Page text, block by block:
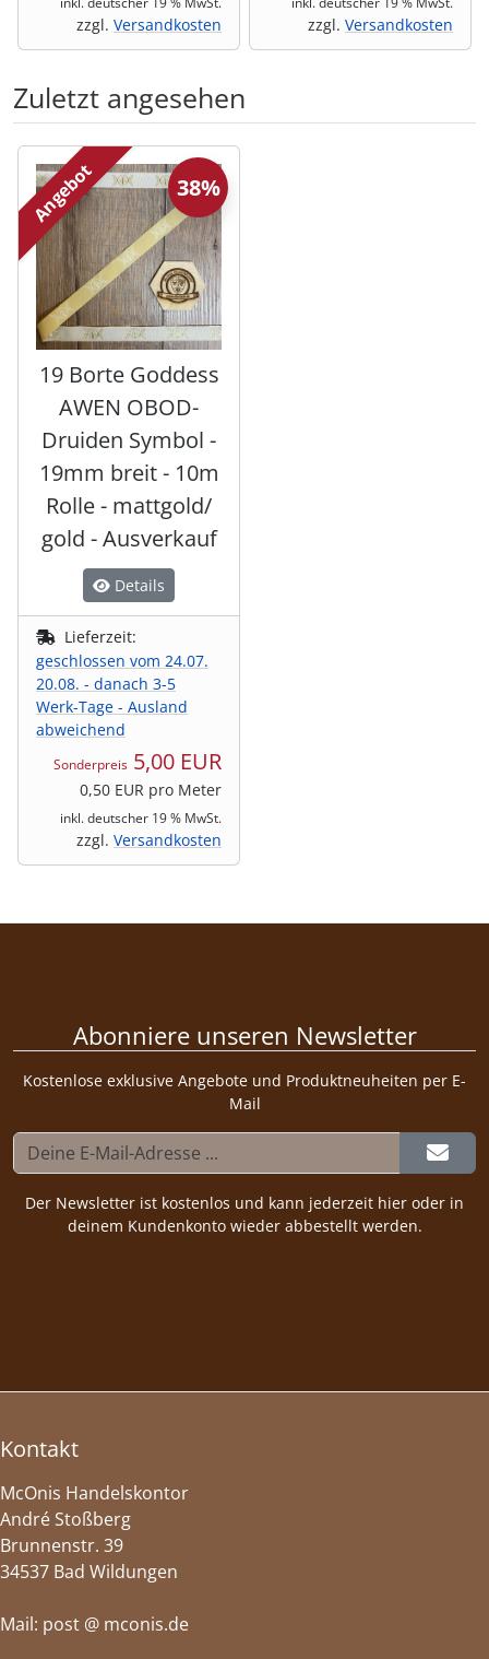
zzgl. Versandkosten zzgl. Versandkosten
Zuletzt angesehen
Es folgt ein Produktslider - navigieren Sie mit der Tab-
Angebot
19 Borte Goddess
AWEN OBOD-
Druiden Symbol -
19mm breit - 10m
Rolle - mattgold/
gold - Ausverkauf
Details
Lieferzeit:
geschlossen vom 24.07.
20.08. - danach 3-5
Werk-Tage - Ausland
abweichend
Sonderpreis 5,00 EUR
38%
0,50 EUR pro Meter
inkl. deutscher 19 % MwSt.
zzgl. Versandkosten
Abonniere unseren Newsletter
Kostenlose exklusive Angebote und Produktneuheiten per E-
Mail
Der Newsletter ist kostenlos und kann jederzeit hier oder in
deinem Kundenkonto wieder abbestellt werden.
Kontakt
McOnis Handelskontor
André Stoßberg
Brunnenstr. 39
34537 Bad Wildungen
Mail: post @ mconis.de